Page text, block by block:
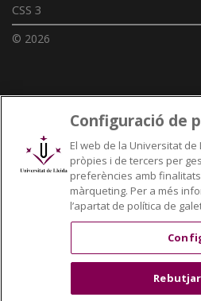
CSS 3
© 2026
Xarxes universitàries
Configuració de
El web de la Universitat
pròpies i de tercers per
preferències amb
màrqueting. Per a més
l’apartat de política de